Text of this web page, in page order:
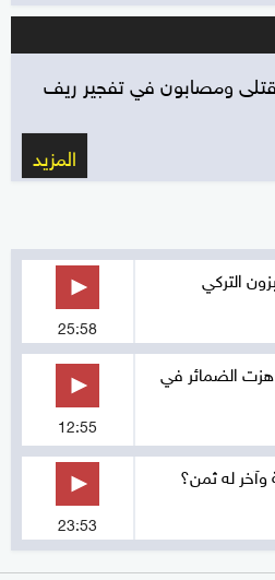
قتلى ومصابون في تفجير ريف
المزيد
التركي
25:58
هزت الضمائر في
12:55
له ثمن؟
23:53